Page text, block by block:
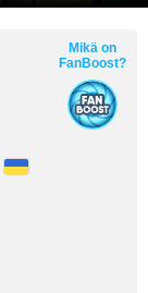
Mikä on
FanBoost?